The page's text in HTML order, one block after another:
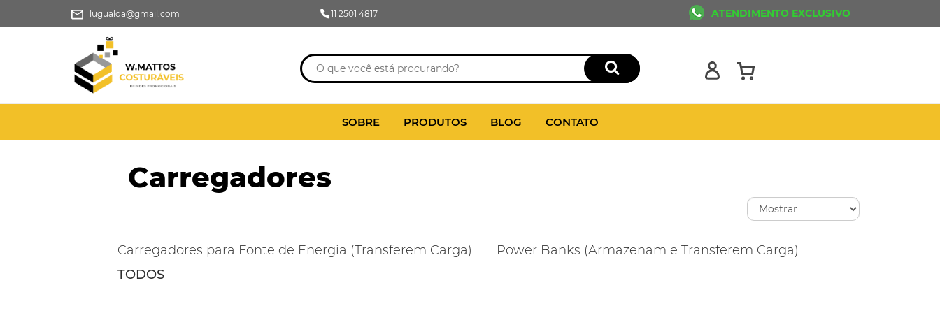
lugualda@gmail.com 11 2501 4817 ATENDIMENTO EXCLUSIVO
SOBRE PRODUTOS BLOG CONTATO
Carregadores
Carregadores para Fonte de Energia (Transferem Carga)
Power Banks (Armazenam e Transferem Carga)
TODOS